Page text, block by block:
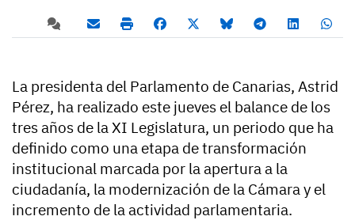
La presidenta del Parlamento de Canarias, Astrid
Pérez, ha realizado este jueves el balance de los
tres años de la XI Legislatura, un periodo que ha
definido como una etapa de transformación
institucional marcada por la apertura a la
ciudadanía, la modernización de la Cámara y el
incremento de la actividad parlamentaria.